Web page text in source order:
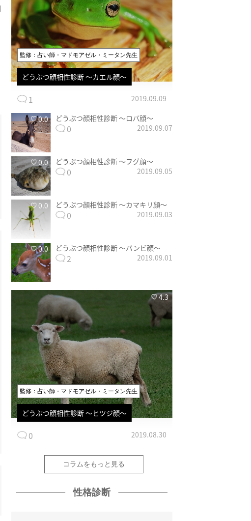
監修：占い師・マドモアゼル・ミータン先生
どうぶつ顔相性診断 〜カエル顔〜
1 2019.09.09
0.0 どうぶつ顔相性診断 〜ロバ顔〜
0 2019.09.07
0.0 どうぶつ顔相性診断 〜フグ顔〜
0 2019.09.05
0.0 どうぶつ顔相性診断 〜カマキリ顔〜
0 2019.09.03
0.0 どうぶつ顔相性診断 〜バンビ顔〜
2 2019.09.01
4.3
監修：占い師・マドモアゼル・ミータン先生
どうぶつ顔相性診断 〜ヒツジ顔〜
0 2019.08.30
コラムをもっと見る
性格診断